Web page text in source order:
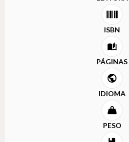
ISBN
PÁGINAS
IDIOMA
PESO